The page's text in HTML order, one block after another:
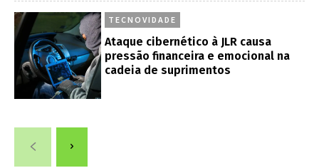
TECNOVIDADE
Ataque cibernético à JLR causa
pressão financeira e emocional na
cadeia de suprimentos